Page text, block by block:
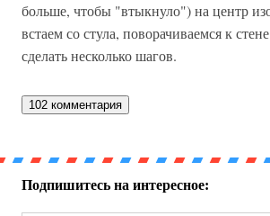
больше, чтобы "втыкнуло") на центр
встаем со стула, поворачиваемся к
сделать несколько шагов.
102 комментария
Подпишитесь на интересное: